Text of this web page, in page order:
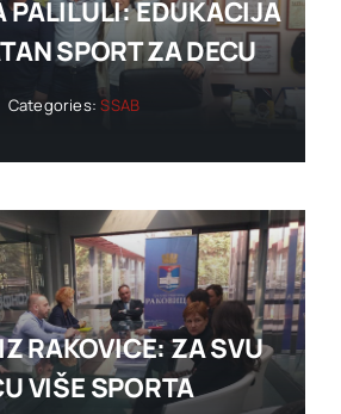
PALILULI: EDUKACIJA
SPORT ZA DECU
Categories:SSAB
RAKOVICE: ZA SVU
VIŠE SPORTA